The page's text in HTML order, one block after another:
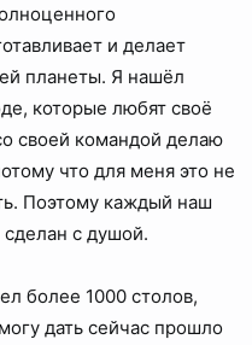
и делает
планеты. Я нашёл
которые любят своё
своей командой делаю
что для меня это не
Поэтому каждый наш
с душой.
более 1000 столов,
дать сейчас прошло